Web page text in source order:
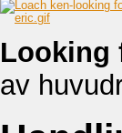
Looking
av